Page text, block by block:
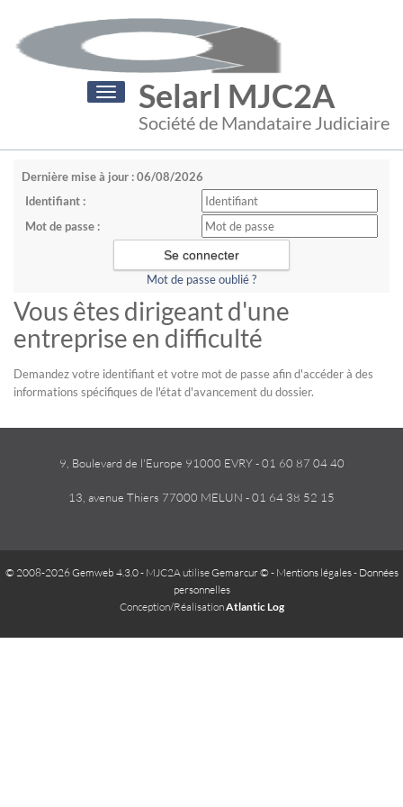
Selarl MJC2A
Société de Mandataire Judiciaire
Toggle
navigation
Dernière mise à jour : 06/08/2026
Identifiant :
Mot de passe :
Mot de passe oublié ?
Vous êtes dirigeant d'une
entreprise en difficulté
Demandez votre identifiant et votre mot de passe afin d'accéder à des
informations spécifiques de l'état d'avancement du dossier.
9, Boulevard de l'Europe 91000 EVRY - 01 60 87 04 40
13, avenue Thiers 77000 MELUN - 01 64 38 52 15
© 2008-2026 Gemweb 4.3.0- MJC2A utiliseGemarcur © - Mentions légales- Données
personnelles
Conception/RéalisationAtlantic Log